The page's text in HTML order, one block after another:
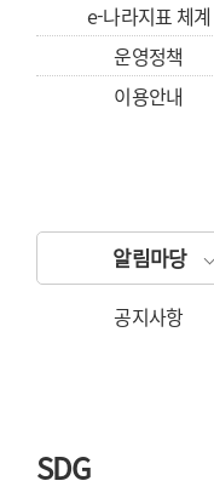
e-나라지표 체계
운영정책
이용안내
알림마당
공지사항
SDG